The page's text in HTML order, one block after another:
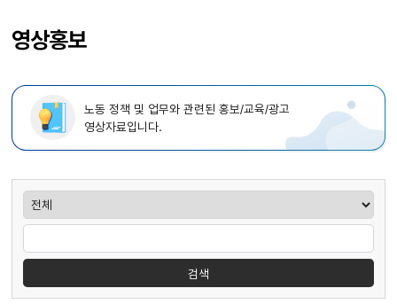
영상홍보
노동 정책 및 업무와 관련된 홍보/교육/광고
영상자료입니다.
게시판검색
검색